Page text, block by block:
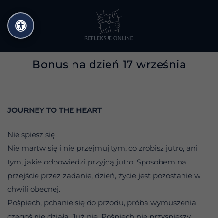
do
treści
Bonus na dzień 17 września
JOURNEY TO THE HEART
Nie spiesz się
Nie martw się i nie przejmuj tym, co zrobisz jutro, ani
tym, jakie odpowiedzi przyjdą jutro. Sposobem na
przejście przez zadanie, dzień, życie jest pozostanie w
chwili obecnej.
Pośpiech, pchanie się do przodu, próba wymuszenia